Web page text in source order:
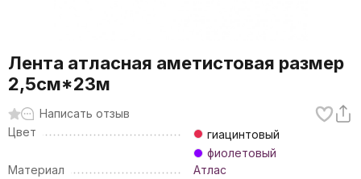
Лента атласная аметистовая размер
2,5см*23м
Написать отзыв
Цвет
гиацинтовый
фиолетовый
Материал
Атлас